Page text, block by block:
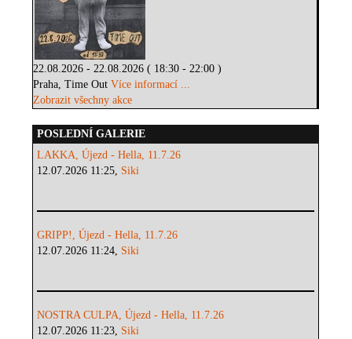
22.08.2026 - 22.08.2026 ( 18:30 - 22:00 )
Praha, Time OutVíce informací ...
Zobrazit všechny akce
POSLEDNÍ GALERIE
LAKKA, Újezd - Hella, 11.7.26
12.07.2026 11:25, Siki
GRIPP!, Újezd - Hella, 11.7.26
12.07.2026 11:24, Siki
NOSTRA CULPA, Újezd - Hella, 11.7.26
12.07.2026 11:23, Siki